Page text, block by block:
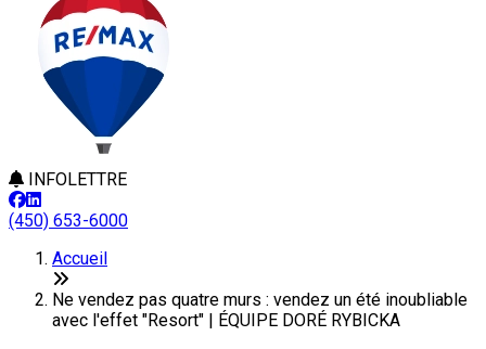
INFOLETTRE
(450) 653-6000
Accueil
Ne vendez pas quatre murs : vendez un été inoubliable
avec l'effet "Resort" | ÉQUIPE DORÉ RYBICKA